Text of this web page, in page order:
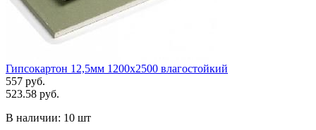
Гипсокартон 12,5мм 1200х2500 влагостойкий
557 руб.
523.58 руб.
В наличии: 10 шт